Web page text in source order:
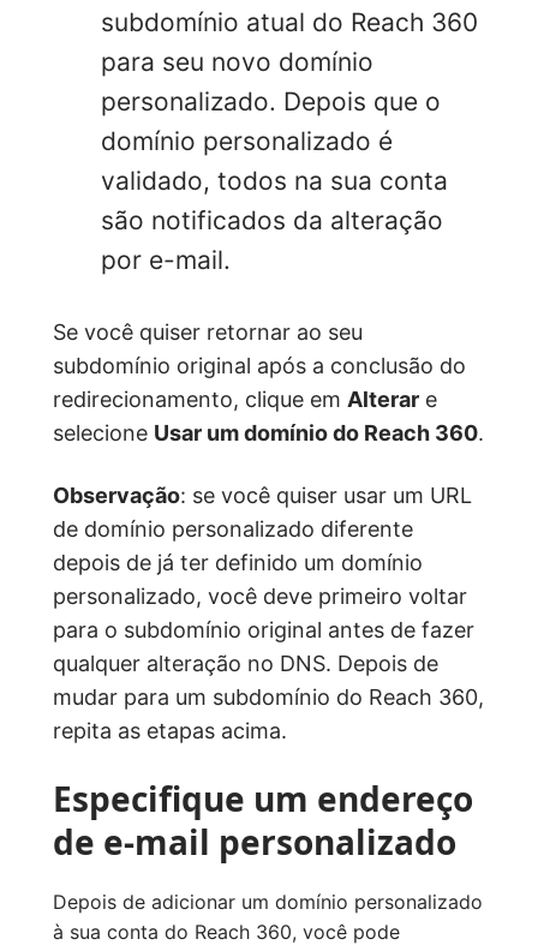
subdomínio atual do Reach 360
para seu novo domínio
personalizado. Depois que o
domínio personalizado é
validado, todos na sua conta
são notificados da alteração
por e-mail.
Se você quiser retornar ao seu
subdomínio original após a conclusão do
redirecionamento, clique em Alterar e
selecione Usar um domínio do Reach 360.
Observação: se você quiser usar um URL
de domínio personalizado diferente
depois de já ter definido um domínio
personalizado, você deve primeiro voltar
para o subdomínio original antes de fazer
qualquer alteração no DNS. Depois de
mudar para um subdomínio do Reach 360,
repita as etapas acima.
Especifique um endereço
de e-mail personalizado
Depois de adicionar um domínio personalizado
à sua conta do Reach 360, você pode